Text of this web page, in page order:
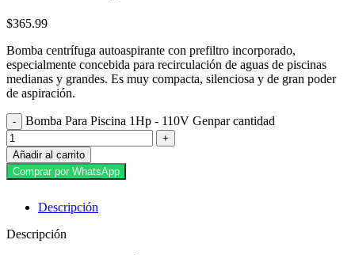
$365.99
Bomba centrífuga autoaspirante con prefiltro incorporado,
especialmente concebida para recirculación de aguas de piscinas
medianas y grandes. Es muy compacta, silenciosa y de gran poder
de aspiración.
Bomba Para Piscina 1Hp - 110V Genpar cantidad
Añadir al carrito
Comprar por WhatsApp
Descripción
Descripción